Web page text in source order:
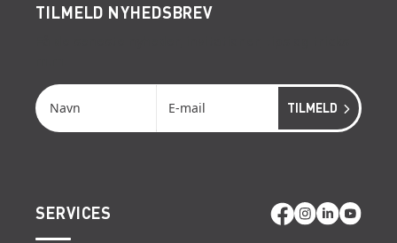
TILMELD NYHEDSBREV
SERVICES